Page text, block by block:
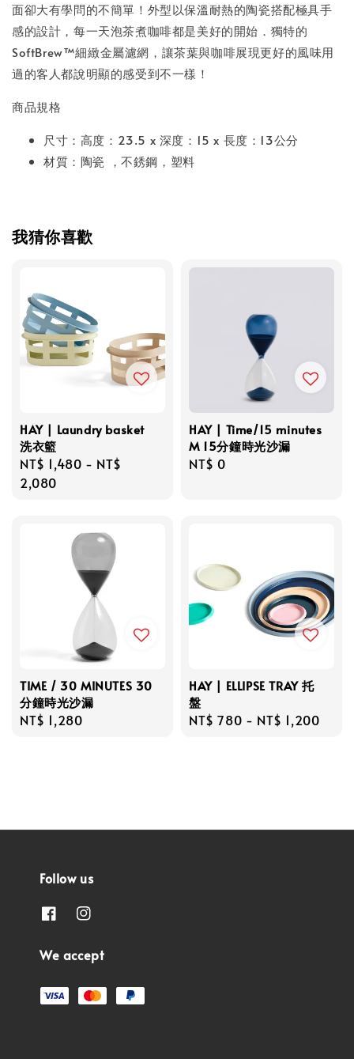
面卻大有學問的不簡單！外型以保溫耐熱的陶瓷搭配極具手
感的設計，每一天泡茶煮咖啡都是美好的開始．獨特的
SoftBrew™細緻金屬濾網，讓茶葉與咖啡展現更好的風味用
過的客人都說明顯的感受到不一樣！
商品規格
尺寸：高度：23.5 x 深度：15 x 長度：13公分
材質：陶瓷 ，不銹鋼，塑料
我猜你喜歡
HAY | Laundry basket
洗衣籃
Regular
price
NT$ 1,480 - NT$
2,080
HAY | Time/15 minutes
M 15分鐘時光沙漏
Regular
NT$ 0
TIME / 30 MINUTES 30
分鐘時光沙漏
Regular
NT$ 1,280
HAY | ELLIPSE TRAY 托
盤
Regular
NT$ 780 - NT$ 1,200
Follow us
We accept